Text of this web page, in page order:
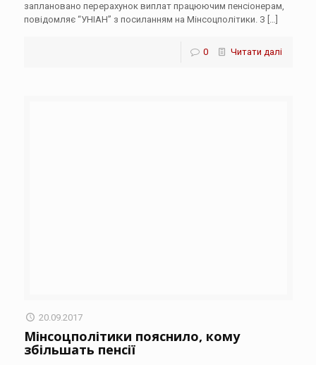
заплановано перерахунок виплат працюючим пенсіонерам,
повідомляє “УНІАН” з посиланням на Мінсоцполітики. З […]
0 Читати далі
20.09.2017
Мінсоцполітики пояснило, кому
збільшать пенсії